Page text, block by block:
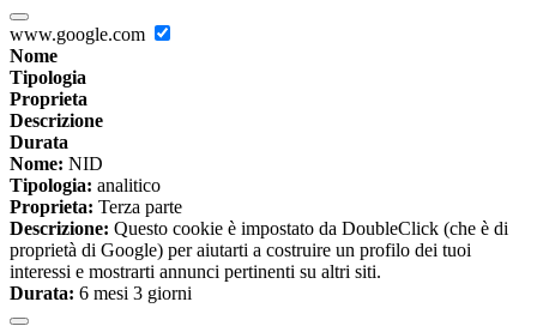
www.google.com
Nome
Tipologia
Proprieta
Descrizione
Durata
Nome: NID
Tipologia: analitico
Proprieta: Terza parte
Descrizione: Questo cookie è impostato da DoubleClick (che è di
proprietà di Google) per aiutarti a costruire un profilo dei tuoi
interessi e mostrarti annunci pertinenti su altri siti.
Durata: 6 mesi 3 giorni